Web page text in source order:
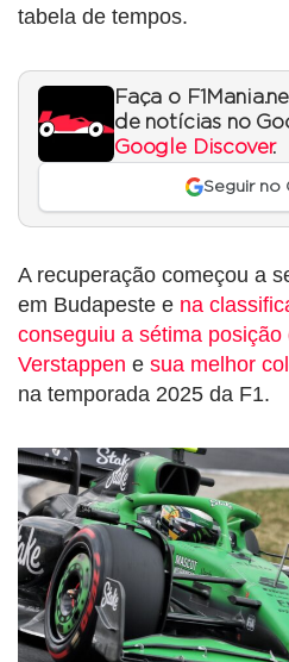
tabela de tempos.
Faça o
de notícias no
Google Discover.
Seguir no
A recuperação começou a
em Budapeste e na
conseguiu a sétima posição
Verstappen e sua melhor
na temporada 2025 da F1.